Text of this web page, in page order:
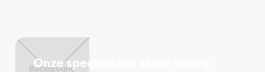
Onze specialisten staan voor u